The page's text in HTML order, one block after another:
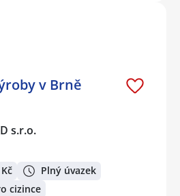
v Brně
s.r.o.
Plný úvazek
cizince